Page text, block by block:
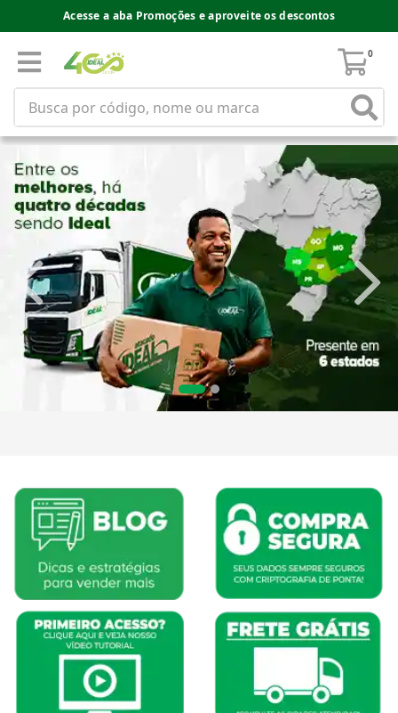
Acesse a aba Promoções e aproveite os descontos
0